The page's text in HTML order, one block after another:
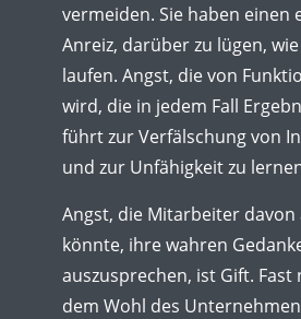
vermeiden. Sie haben einen
Anreiz, darüber zu lügen,
laufen. Angst, die von
wird, die in jedem Fall
führt zur Verfälschung von
und zur Unfähigkeit zu
Angst, die Mitarbeiter davon
könnte, ihre wahren
auszusprechen, ist Gift.
dem Wohl des